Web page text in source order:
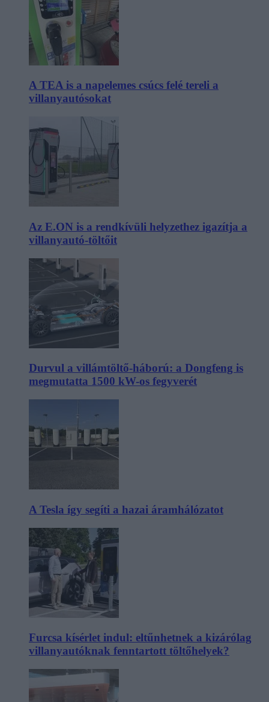
A TEA is a napelemes csúcs felé tereli a
villanyautósokat
Az E.ON is a rendkívüli helyzethez igazítja a
villanyautó-töltőit
Durvul a villámtöltő-háború: a Dongfeng is
megmutatta 1500 kW-os fegyverét
A Tesla így segíti a hazai áramhálózatot
Furcsa kísérlet indul: eltűnhetnek a kizárólag
villanyautóknak fenntartott töltőhelyek?